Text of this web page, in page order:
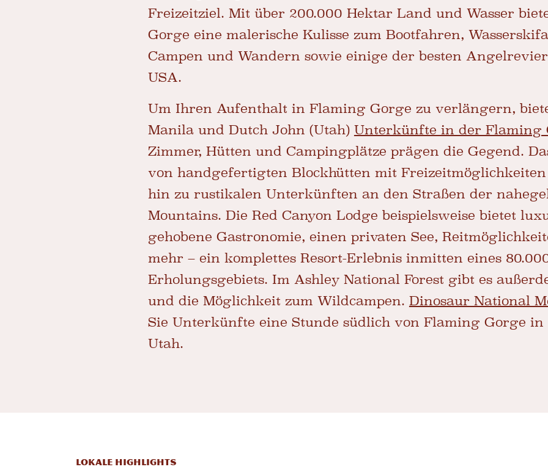
Freizeitziel. Mit über 200.000 Hektar Land und Wasser
Gorge eine malerische Kulisse zum Bootfahren,
Campen und Wandern sowie einige der besten
USA.
Um Ihren Aufenthalt in Flaming Gorge zu verlängern,
Manila und Dutch John (Utah) Unterkünfte in der Flaming
Zimmer, Hütten und Campingplätze prägen die Gegend.
von handgefertigten Blockhütten mit
hin zu rustikalen Unterkünften an den Straßen der
Mountains. Die Red Canyon Lodge beispielsweise bietet
gehobene Gastronomie, einen privaten See,
mehr – ein komplettes Resort-Erlebnis inmitten eines
Erholungsgebiets. Im Ashley National Forest gibt es
und die Möglichkeit zum Wildcampen. Dinosaur National
Sie Unterkünfte eine Stunde südlich von Flaming Gorge
Utah.
Lokale Highlights